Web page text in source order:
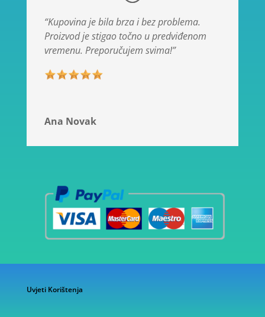
“Kupovina je bila brza i bez problema.
Proizvod je stigao točno u predviđenom
vremenu. Preporučujem svima!”
Ana Novak
Uvjeti Korištenja